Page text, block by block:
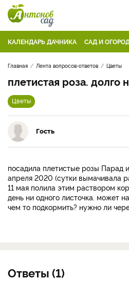
КАЛЕНДАРЬ ДАЧНИКА САД И
Главная Лента вопросов-ответов Цветы
плетистая роза. долго
Цветы
Гость
посадила плетистые розы Парад
апреля 2020 (сутки вымачивала
11 мая полила этим раствором
день ни одного листочка. может
чем то подкормить? нужно ли
Ответы (1)